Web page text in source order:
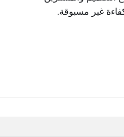
غير مسبوقة.